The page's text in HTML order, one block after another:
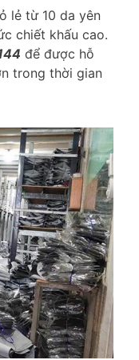
lẻ từ 10 da yên
chiết khấu cao.
để được hỗ
trong thời gian